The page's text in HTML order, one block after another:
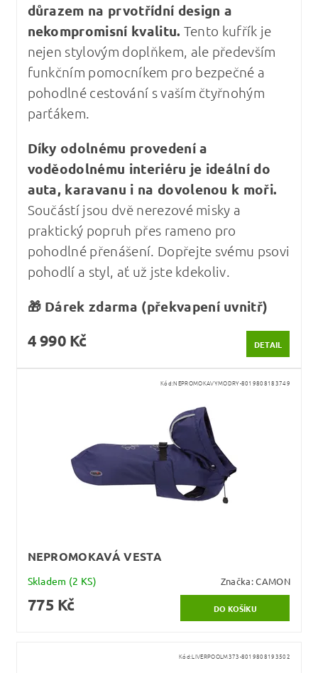
důrazem na prvotřídní design a
nekompromisní kvalitu. Tento kufřík je
nejen stylovým doplňkem, ale především
funkčním pomocníkem pro bezpečné a
pohodlné cestování s vaším čtyřnohým
parťákem.
Díky odolnému provedení a
voděodolnému interiéru je ideální do
auta, karavanu i na dovolenou k moři.
Součástí jsou dvě nerezové misky a
praktický popruh přes rameno pro
pohodlné přenášení. Dopřejte svému psovi
pohodlí a styl, ať už jste kdekoliv.
🎁 Dárek zdarma (překvapení uvnitř)
4 990 Kč DETAIL
Kód:NEPROMOKAVYMODRY-8019808183749
NEPROMOKAVÁ VESTA
Skladem (2 KS) Značka:CAMON
775 Kč
Kód:LIVERPOOLM373-8019808193502